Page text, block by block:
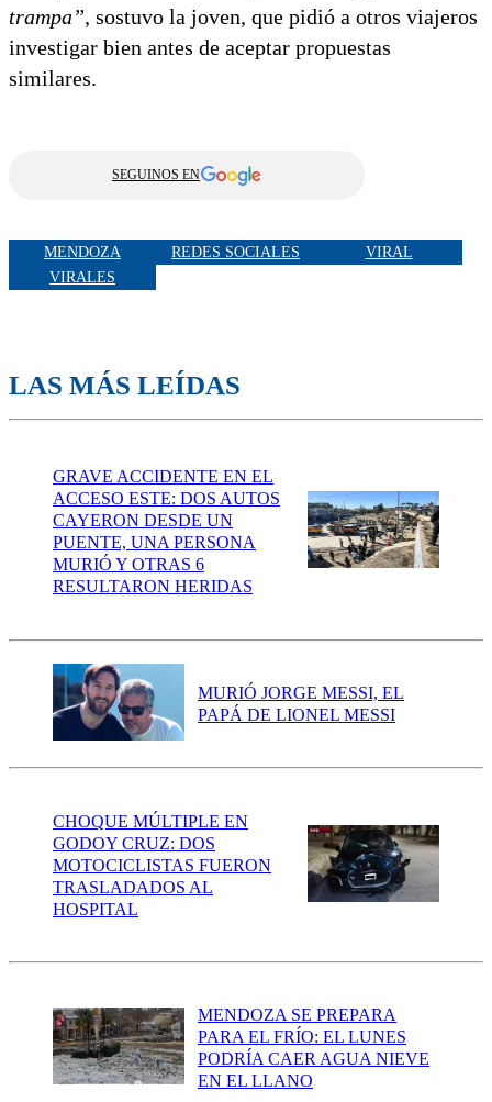
trampa”, sostuvo la joven, que pidió a otros viajeros
investigar bien antes de aceptar propuestas
similares.
SEGUINOS EN
MENDOZA REDES SOCIALES
VIRAL
VIRALES
LAS MÁS LEÍDAS
GRAVE ACCIDENTE EN EL
ACCESO ESTE: DOS AUTOS
CAYERON DESDE UN
PUENTE, UNA PERSONA
MURIÓ Y OTRAS 6
RESULTARON HERIDAS
MURIÓ JORGE MESSI, EL
PAPÁ DE LIONEL MESSI
CHOQUE MÚLTIPLE EN
GODOY CRUZ: DOS
MOTOCICLISTAS FUERON
TRASLADADOS AL
HOSPITAL
MENDOZA SE PREPARA
PARA EL FRÍO: EL LUNES
PODRÍA CAER AGUA NIEVE
EN EL LLANO